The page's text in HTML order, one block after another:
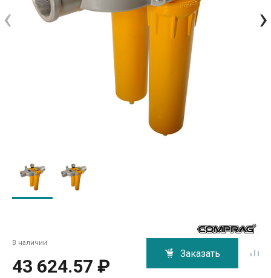
‹ ›
В наличии
43 624.57 ₽
Заказать